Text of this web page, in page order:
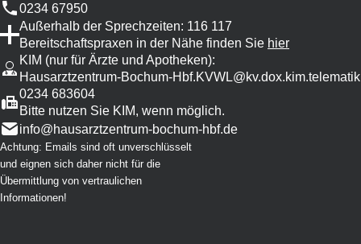
0234 67950
Außerhalb der Sprechzeiten: 116 117
Bereitschaftspraxen in der Nähe finden Sie hier
KIM (nur für Ärzte und Apotheken):
Hausarztzentrum-Bochum-Hbf.KVWL@kv.dox.kim.telematik
0234 683604
Bitte nutzen Sie KIM, wenn möglich.
info@hausarztzentrum-bochum-hbf.de
Achtung: Emails sind oft unverschlüsselt
und eignen sich daher nicht für die
Übermittlung von vertraulichen
Informationen!